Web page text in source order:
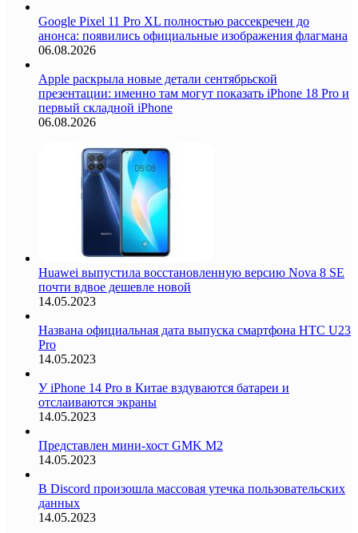
Google Pixel 11 Pro XL полностью рассекречен до
анонса: появились официальные изображения флагмана
06.08.2026
Apple раскрыла новые детали сентябрьской
презентации: именно там могут показать iPhone 18 Pro и
первый складной iPhone
06.08.2026
Huawei выпустила восстановленную версию Nova 8 SE
почти вдвое дешевле новой
14.05.2023
Названа официальная дата выпуска смартфона HTC U23
Pro
14.05.2023
У iPhone 14 Pro в Китае вздуваются батареи и
отслаиваются экраны
14.05.2023
Представлен мини-хост GMK M2
14.05.2023
В Discord произошла массовая утечка пользовательских
данных
14.05.2023